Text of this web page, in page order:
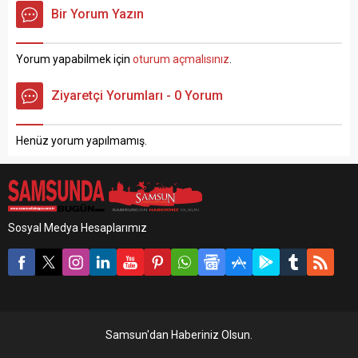
altına alındığı hastanede
hayatını kaybetti. Olay,
Kutlukent Merkez
Mahallesi‘nde otomobilin
içinde 5 gün önce meydana
geldi. Edinilen bilgiye göre,
tabancayla vurdu. Kardeşi
F.Ş. (21), ağabeyi Uğur Ş.’yi...
geldi. Edinilen bilgiye göre,
Organize Suçlarla Mücadele
Jandarma Komutanlığı...
Bir Yorum Yazın
Yorum yapabilmek için oturum açmalısınız
Ziyaretçi Yorumları - 0 Yorum
Henüz yorum yapılmamış.
Sosyal Medya Hesaplarımız
Samsun'dan Haberiniz Olsun.